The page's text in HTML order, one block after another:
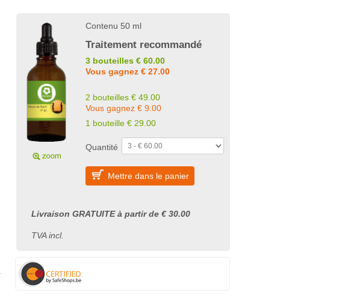
Contenu 50 ml
Traitement recommandé
3 bouteilles € 60.00
Vous gagnez € 27.00
2 bouteilles € 49.00
Vous gagnez € 9.00
1 bouteille € 29.00
Quantité
Mettre dans le panier
Livraison GRATUITE à partir de € 30.00
TVA incl.